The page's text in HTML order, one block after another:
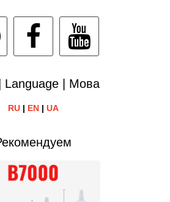
Language | Мова
RU| EN| UA